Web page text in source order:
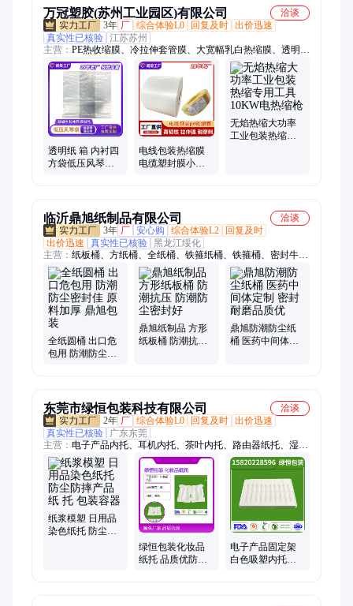
万冠塑胶(苏州工业园区)有限公司
洽谈
3年 厂 综合体验L0 回复及时 出价迅速
真实性已核验 江苏苏州
主营： PE热收缩膜、冷拉伸套管膜、大宽幅乳白热缩膜、透明纸
箱内衬、自动包装机PE膜、食品级塑料袋、平口袋、袖口式热缩
膜、托盘热缩膜、防老化膜、GRS再生膜
透明纸 箱 内衬四
方袋低压风琴袋
电线包装热缩膜
电缆塑封膜小规
无焰热缩大功率
工业包装热缩专
临沂鼎旭纸制品有限公司
洽谈
3年 厂 安心购 综合体验L2
回复及时
出价迅速
真实性已核验 黑龙江绥化
主营： 纸板桶、方纸桶、全纸桶、铁箍纸桶、铁箍桶、密封牛皮
方形桶
全纸圆桶 出口危
包用 防潮防尘密
鼎旭纸制品 方形
纸板桶 防潮抗压
鼎旭防潮防尘纸
桶 医药中间体定
东莞市绿恒包装科技有限公司
洽谈
2年 厂 综合体验L0 回复及时 出价迅速
真实性已核验
广东东莞
主营： 电子产品内托、耳机内托、茶叶内托、路由器纸托、湿压
纸托、纸浆托、精品纸托、化妆品纸托、黑色纸托、酒类纸托、
电器纸托、纸浆模塑、纸板内衬、环保纸托、五金纸托、染色纸
托、甘蔗浆纸托、手机纸托、白色纸内托、咖啡纸托、环保精品
纸浆托、平板电脑纸托、咖啡粉纸托、纸托、海绵内托
纸浆模塑 日用品
染色纸托 防尘防
绿恒包装化妆品
纸托 品质优防震
电子产品固定架
白色吸塑内托